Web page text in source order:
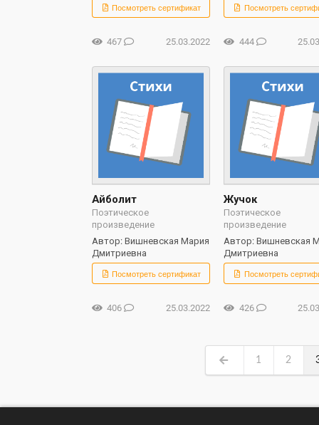
Посмотреть сертификат
25.03.2022
467
Посмотреть
444
Айболит
Поэтическое
произведение
Автор: Вишневская Мария
Дмитриевна
Посмотреть сертификат
25.03.2022
406
Жучок
Поэтическое
произведение
Автор: Вишневская
Дмитриевна
Посмотреть
426
1 2